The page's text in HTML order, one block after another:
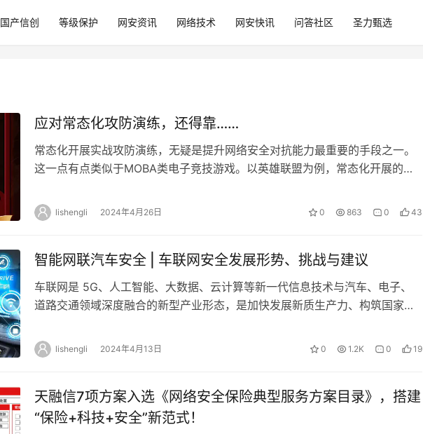
国产信创 等级保护 网安资讯 网络技术 网安快讯 问答社区 圣力甄选
应对常态化攻防演练，还得靠……
常态化开展实战攻防演练，无疑是提升网络安全对抗能力最重要的手段之一。
这一点有点类似于MOBA类电子竞技游戏。以英雄联盟为例，常态化开展的
lishengli 2024年4月26日 0 863 0 43
智能网联汽车安全 | 车联网安全发展形势、挑战与建议
车联网是 5G、人工智能、大数据、云计算等新一代信息技术与汽车、电子、
道路交通领域深度融合的新型产业形态，是加快发展新质生产力、构筑国家竞
lishengli 2024年4月13日 0 1.2K 0 19
天融信7项方案入选《网络安全保险典型服务方案目录》，搭建
“保险+科技+安全”新范式！